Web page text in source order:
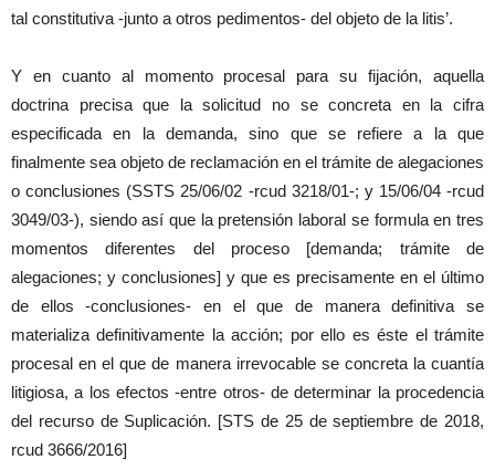
tal constitutiva -junto a otros pedimentos- del objeto de la litis’.
Y en cuanto al momento procesal para su fijación, aquella
doctrina precisa que la solicitud no se concreta en la cifra
especificada en la demanda, sino que se refiere a la que
finalmente sea objeto de reclamación en el trámite de alegaciones
o conclusiones (SSTS 25/06/02 -rcud 3218/01-; y 15/06/04 -rcud
3049/03-), siendo así que la pretensión laboral se formula en tres
momentos diferentes del proceso [demanda; trámite de
alegaciones; y conclusiones] y que es precisamente en el último
de ellos -conclusiones- en el que de manera definitiva se
materializa definitivamente la acción; por ello es éste el trámite
procesal en el que de manera irrevocable se concreta la cuantía
litigiosa, a los efectos -entre otros- de determinar la procedencia
del recurso de Suplicación. [STS de 25 de septiembre de 2018,
rcud 3666/2016]